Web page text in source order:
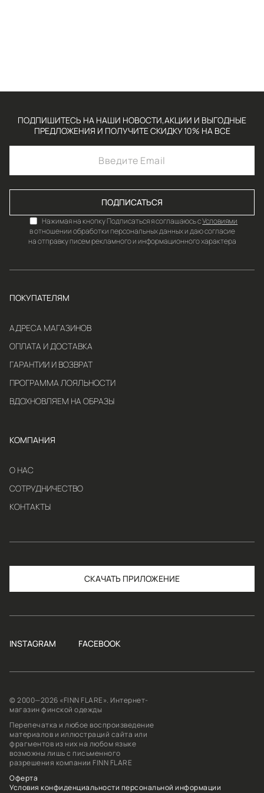
ПОДПИШИТЕСЬ НА НАШИ НОВОСТИ,АКЦИИ И ВЫГОДНЫЕ
ПРЕДЛОЖЕНИЯ И ПОЛУЧИТЕ СКИДКУ 10% НА ВСЕ
ПОДПИСАТЬСЯ
Нажимая на кнопку Подписаться я соглашаюсь сУсловиями
в отношении обработки персональных данных и даю согласие
на отправку писем рекламного и информационного характера
ПОКУПАТЕЛЯМ
АДРЕСА МАГАЗИНОВ
ОПЛАТА И ДОСТАВКА
ГАРАНТИИ И ВОЗВРАТ
ПРОГРАММА ЛОЯЛЬНОСТИ
ВДОХНОВЛЯЕМ НА ОБРАЗЫ
КОМПАНИЯ
О НАС
СОТРУДНИЧЕСТВО
КОНТАКТЫ
СКАЧАТЬ
INSTAGRAM FACEBOOK
© 2000—2026 «FINN FLARE». Интернет-
магазин финской одежды
Перепечатка и любое воспроизведение
материалов и иллюстраций сайта или
фрагментов из них на любом языке
возможны лишь с письменного
разрешения компании FINN FLARE
Оферта
Условия конфиденциальности персональной информации